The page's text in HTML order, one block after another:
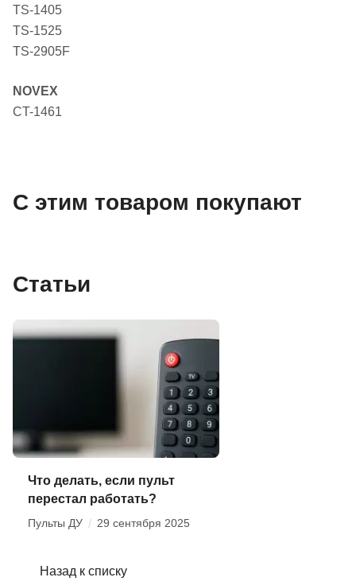
TS-1405
TS-1525
TS-2905F
NOVEX
CT-1461
С этим товаром покупают
Статьи
Что делать, если пульт
перестал работать?
Пульты ДУ / 29 сентября 2025
Назад к списку